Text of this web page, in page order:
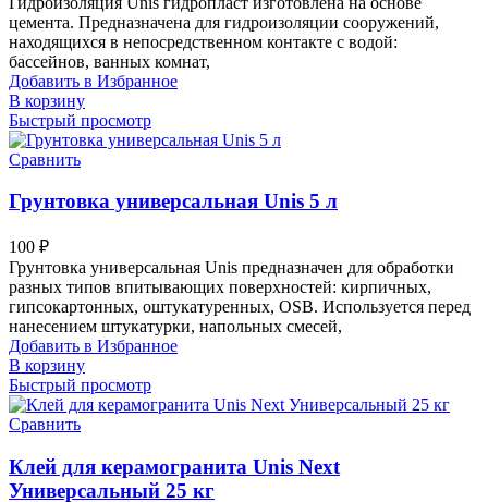
цемента. Предназначена для гидроизоляции сооружений,
находящихся в непосредственном контакте с водой:
бассейнов, ванных комнат,
Добавить в Избранное
В корзину
Быстрый просмотр
Сравнить
Грунтовка универсальная Unis 5 л
100 ₽
Грунтовка универсальная Unis предназначен для обработки
разных типов впитывающих поверхностей: кирпичных,
гипсокартонных, оштукатуренных, OSB. Используется перед
нанесением штукатурки, напольных смесей,
Добавить в Избранное
В корзину
Быстрый просмотр
Сравнить
Клей для керамогранита Unis Next
Универсальный 25 кг